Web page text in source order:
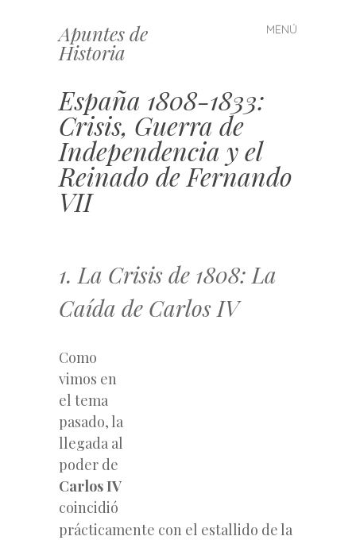
Apuntes de
Historia
MENÚ
Saltar
al
España 1808-1833:
Crisis, Guerra de
Independencia y el
Reinado de Fernando
VII
1. La Crisis de 1808: La
Caída de Carlos IV
Como
vimos en
el tema
pasado, la
llegada al
poder de
Carlos IV
coincidió
prácticamente con el estallido de la